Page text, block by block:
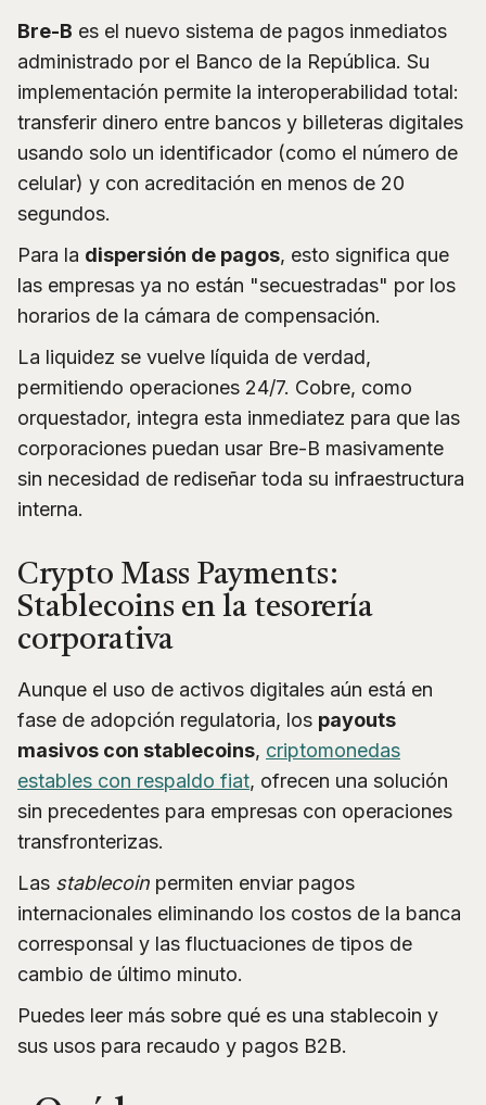
Bre-B es el nuevo sistema de pagos inmediatos
administrado por el Banco de la República. Su
implementación permite la interoperabilidad total:
transferir dinero entre bancos y billeteras digitales
usando solo un identificador (como el número de
celular) y con acreditación en menos de 20
segundos.
Para la dispersión de pagos, esto significa que
las empresas ya no están "secuestradas" por los
horarios de la cámara de compensación.
La liquidez se vuelve líquida de verdad,
permitiendo operaciones 24/7. Cobre, como
orquestador, integra esta inmediatez para que las
corporaciones puedan usar Bre-B masivamente
sin necesidad de rediseñar toda su infraestructura
interna.
Crypto Mass Payments:
Stablecoins en la tesorería
corporativa
Aunque el uso de activos digitales aún está en
fase de adopción regulatoria, los payouts
masivos con stablecoins, criptomonedas
estables con respaldo fiat, ofrecen una solución
sin precedentes para empresas con operaciones
transfronterizas.
Las stablecoin permiten enviar pagos
internacionales eliminando los costos de la banca
corresponsal y las fluctuaciones de tipos de
cambio de último minuto.
Puedes leer más sobre qué es una stablecoin y
sus usos para recaudo y pagos B2B.